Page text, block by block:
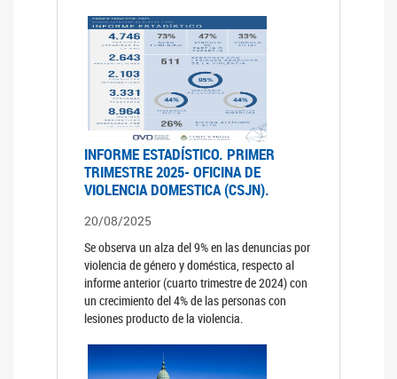
INFORME ESTADÍSTICO. PRIMER
TRIMESTRE 2025- OFICINA DE
VIOLENCIA DOMESTICA (CSJN).
20/08/2025
Se observa un alza del 9% en las denuncias por
violencia de género y doméstica, respecto al
informe anterior (cuarto trimestre de 2024) con
un crecimiento del 4% de las personas con
lesiones producto de la violencia.